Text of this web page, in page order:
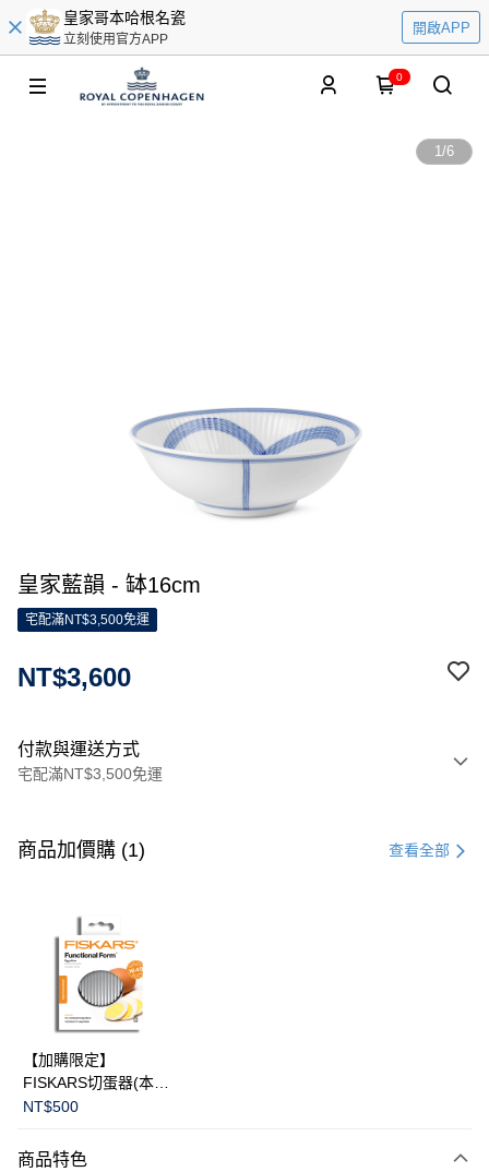
皇家哥本哈根名瓷
立刻使用官方APP
開啟APP
0
1/6
皇家藍韻 - 缽16cm
宅配滿NT$3,500免運
NT$3,600
付款與運送方式
宅配滿NT$3,500免運
信用卡一次付款
3 期 0 利率 每期
合作金庫商業銀行
華南商業銀行
上海商業儲蓄銀行
國泰世華商業銀行
臺灣中小企業銀行
匯豐（台灣）商業銀行
聯邦商業銀行
元大商業銀行
台新國際商業銀行
LINE Pay
Apple Pay
運送方式
黑貓宅急便
商品加價購 (1) 查看全部
【加購限定】
FISKARS切蛋器(本商
品不提供破損保證)
NT$500
商品特色